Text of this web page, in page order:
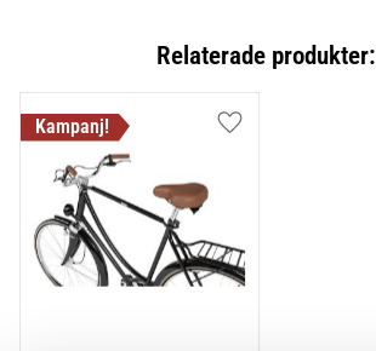
Relaterade produkter:
Lägg till i favoriter